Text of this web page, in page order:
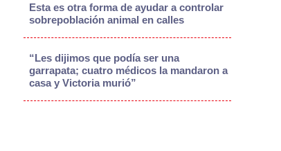
Esta es otra forma de ayudar a controlar
sobrepoblación animal en calles
“Les dijimos que podía ser una
garrapata; cuatro médicos la mandaron a
casa y Victoria murió”